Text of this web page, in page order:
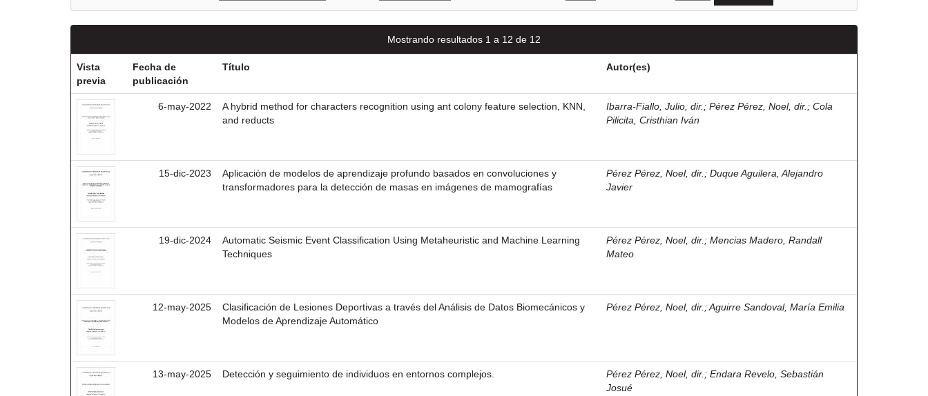
Mostrando resultados 1 a 12 de 12
Vista
previa
Fecha de
publicación
Título Autor(es)
6-may-2022
A hybrid method for characters recognition using ant colony feature selection, KNN,
and reducts
Ibarra-Fiallo, Julio, dir. ; Pérez Pérez, Noel, dir. ; Cola
Pilicita, Cristhian Iván
15-dic-2023
Aplicación de modelos de aprendizaje profundo basados en convoluciones y
transformadores para la detección de masas en imágenes de mamografías
Pérez Pérez, Noel, dir. ; Duque Aguilera, Alejandro
Javier
19-dic-2024
Automatic Seismic Event Classification Using Metaheuristic and Machine Learning
Techniques
Pérez Pérez, Noel, dir. ; Mencias Madero, Randall
Mateo
12-may-2025
Clasificación de Lesiones Deportivas a través del Análisis de Datos Biomecánicos y
Modelos de Aprendizaje Automático
Pérez Pérez, Noel, dir. ;Aguirre Sandoval, María Emilia
13-may-2025 Detección y seguimiento de individuos en entornos complejos. Pérez Pérez, Noel, dir. ; Endara Revelo, Sebastián
Josué